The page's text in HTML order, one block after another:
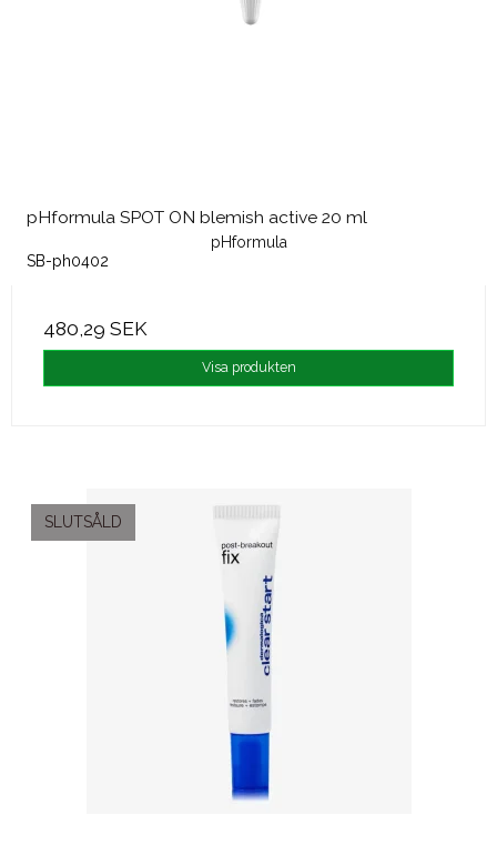
pHformula SPOT ON blemish active 20 ml
pHformula
SB-ph0402
480,29 SEK
Visa produkten
SLUTSÅLD